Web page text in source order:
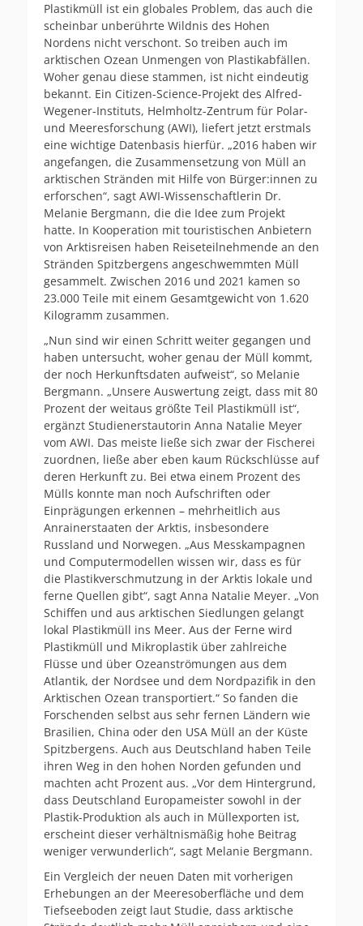
Plastikmüll ist ein globales Problem, das auch die
scheinbar unberührte Wildnis des Hohen
Nordens nicht verschont. So treiben auch im
arktischen Ozean Unmengen von Plastikabfällen.
Woher genau diese stammen, ist nicht eindeutig
bekannt. Ein Citizen-Science-Projekt des Alfred-
Wegener-Instituts, Helmholtz-Zentrum für Polar-
und Meeresforschung (AWI), liefert jetzt erstmals
eine wichtige Datenbasis hierfür. „2016 haben wir
angefangen, die Zusammensetzung von Müll an
arktischen Stränden mit Hilfe von Bürger:innen zu
erforschen“, sagt AWI-Wissenschaftlerin Dr.
Melanie Bergmann, die die Idee zum Projekt
hatte. In Kooperation mit touristischen Anbietern
von Arktisreisen haben Reiseteilnehmende an den
Stränden Spitzbergens angeschwemmten Müll
gesammelt. Zwischen 2016 und 2021 kamen so
23.000 Teile mit einem Gesamtgewicht von 1.620
Kilogramm zusammen.
„Nun sind wir einen Schritt weiter gegangen und
haben untersucht, woher genau der Müll kommt,
der noch Herkunftsdaten aufweist“, so Melanie
Bergmann. „Unsere Auswertung zeigt, dass mit 80
Prozent der weitaus größte Teil Plastikmüll ist“,
ergänzt Studienerstautorin Anna Natalie Meyer
vom AWI. Das meiste ließe sich zwar der Fischerei
zuordnen, ließe aber eben kaum Rückschlüsse auf
deren Herkunft zu. Bei etwa einem Prozent des
Mülls konnte man noch Aufschriften oder
Einprägungen erkennen – mehrheitlich aus
Anrainerstaaten der Arktis, insbesondere
Russland und Norwegen. „Aus Messkampagnen
und Computermodellen wissen wir, dass es für
die Plastikverschmutzung in der Arktis lokale und
ferne Quellen gibt“, sagt Anna Natalie Meyer. „Von
Schiffen und aus arktischen Siedlungen gelangt
lokal Plastikmüll ins Meer. Aus der Ferne wird
Plastikmüll und Mikroplastik über zahlreiche
Flüsse und über Ozeanströmungen aus dem
Atlantik, der Nordsee und dem Nordpazifik in den
Arktischen Ozean transportiert.“ So fanden die
Forschenden selbst aus sehr fernen Ländern wie
Brasilien, China oder den USA Müll an der Küste
Spitzbergens. Auch aus Deutschland haben Teile
ihren Weg in den hohen Norden gefunden und
machten acht Prozent aus. „Vor dem Hintergrund,
dass Deutschland Europameister sowohl in der
Plastik-Produktion als auch in Müllexporten ist,
erscheint dieser verhältnismäßig hohe Beitrag
weniger verwunderlich“, sagt Melanie Bergmann.
Ein Vergleich der neuen Daten mit vorherigen
Erhebungen an der Meeresoberfläche und dem
Tiefseeboden zeigt laut Studie, dass arktische